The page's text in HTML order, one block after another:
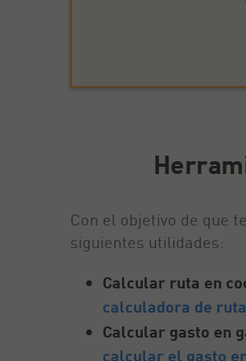
Con el objetivo de que
siguientes utilidades:
Calcular ruta en
calculadora de
Calcular gasto en
calcular el gasto